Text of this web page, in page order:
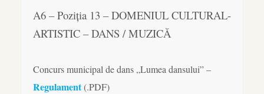
A6 – Poziția 13 – DOMENIUL CULTURAL-
ARTISTIC – DANS / MUZICĂ
Concurs municipal de dans „Lumea dansului” –
Regulament(.PDF)